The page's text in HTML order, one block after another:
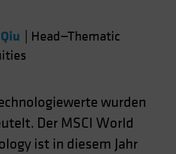
한민국
Head—Thematic
wurden
Der MSCI World
ist in diesem Jahr